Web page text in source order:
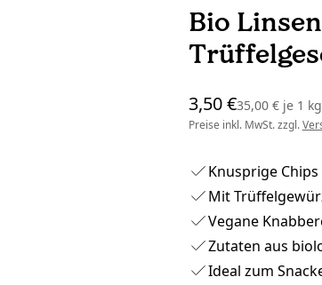
Bio
3,50 €35,00 € je1 kg
Preise inkl. MwSt. zzgl.
Knusprige
Mit
Vegane
Zutaten aus
Ideal zum